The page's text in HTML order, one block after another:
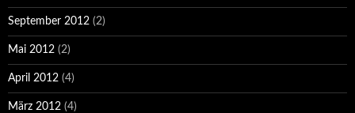
September 2012 (2)
Mai 2012 (2)
April 2012 (4)
März 2012 (4)